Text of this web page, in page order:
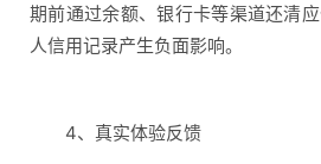
期前通过余额、银行卡等渠道还清
人信用记录产生负面影响。
4、真实体验反馈